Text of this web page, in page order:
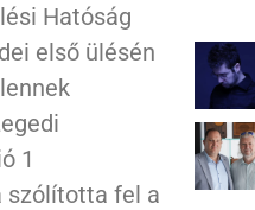
Hatóság
első ülésén
1
szólította fel a